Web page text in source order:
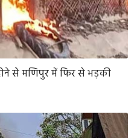
से मणिपुर में फिर से भड़की